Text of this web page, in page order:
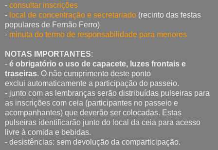
- consultar inscrições
- local de concentração e secretariado (recinto das festas
populares de Fernão Ferro)
- minuta do termo de responsabilidade para menores
NOTAS IMPORTANTES:
- é obrigatório o uso de capacete, luzes frontais e
traseiras. O não cumprimento deste ponto
exclui automaticamente a participação do passeio.
- junto com as lembranças serão distribuídas pulseiras para
as inscrições com ceia (participantes no passeio e
acompanhantes) que deverão ser colocadas. Estas
pulseiras identificarão junto do local da ceia para acesso
livre à comida e bebidas.
- desistências: sem devolução da comparticipação.